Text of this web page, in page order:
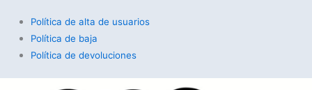
Política de alta de usuarios
Política de baja
Política de devoluciones